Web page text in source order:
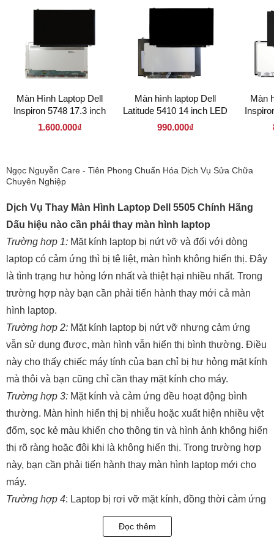
Màn Hình Laptop Dell
Inspiron 5748 17.3 inch
LED Mỏng 40 pin (
1.600.000₫
Màn hình laptop Dell
Latitude 5410 14 inch LED
Mỏng 30 pin ( 140LM30P
990.000₫
Màn
Ngọc Nguyễn Care - Tiên Phong Chuẩn Hóa Dịch Vụ Sửa Chữa
Chuyên Nghiệp
Dịch Vụ Thay Màn Hình Laptop Dell 5505 Chính Hãng
Dấu hiệu nào cần phải thay màn hình laptop
Trường hợp 1: Mặt kính laptop bị nứt vỡ và đối với dòng
laptop có cảm ứng thì bị tê liệt, màn hình không hiển thị. Đây
là tình trạng hư hỏng lớn nhất và thiệt hại nhiều nhất. Trong
trường hợp này bạn cần phải tiến hành thay mới cả màn
hình laptop.
Trường hợp 2: Mặt kính laptop bị nứt vỡ nhưng cảm ứng
vẫn sử dụng được, màn hình vẫn hiển thị bình thường. Điều
này cho thấy chiếc máy tính của bạn chỉ bị hư hỏng mặt kính
mà thôi và bạn cũng chỉ cần thay mặt kính cho máy.
Trường hợp 3: Mặt kính và cảm ứng đều hoạt động bình
thường. Màn hình hiển thị bị nhiễu hoặc xuất hiện nhiều vệt
đốm, sọc kẻ màu khiến cho thông tin và hình ảnh không hiển
thị rõ ràng hoặc đôi khi là không hiển thị. Trong trường hợp
này, bạn cần phải tiến hành thay màn hình laptop mới cho
máy.
Trường hợp 4: Laptop bị rơi vỡ mặt kính, đồng thời cảm ứng
không thể sử dụng. Thế nhưng, màn hình vẫn có thể hiển
thị. Ở trường hợp này bạn cần phải thay bộ mặt kính cảm
Đọc thêm